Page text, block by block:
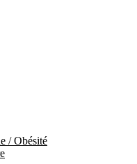
/ Obésité